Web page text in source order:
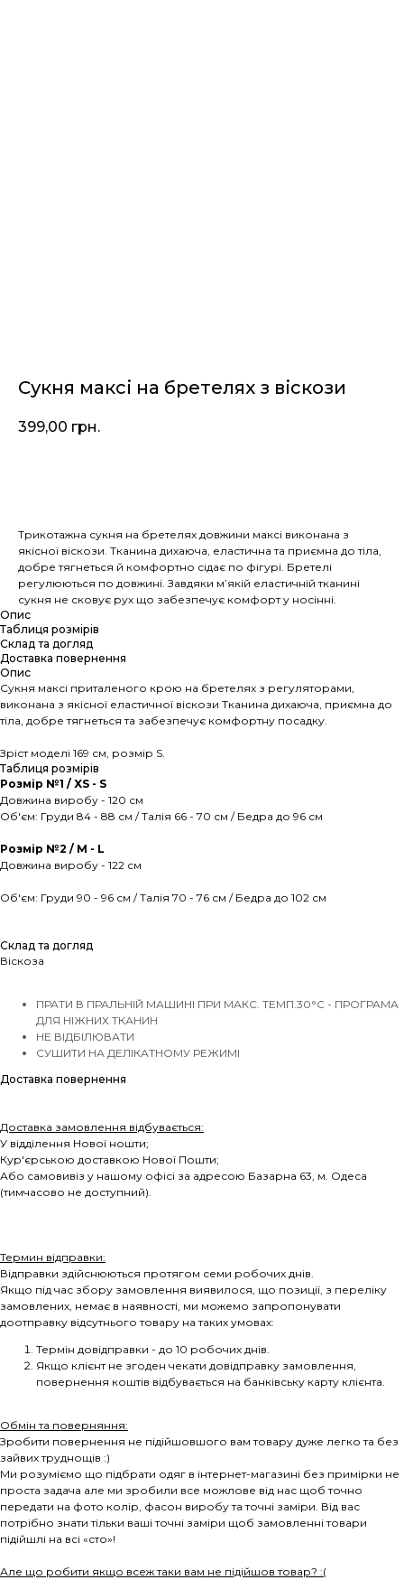
Сукня максі на бретелях з віскози
399,00 грн.
Трикотажна сукня на бретелях довжини максі виконана з
якісної віскози. Тканина дихаюча, еластична та приємна до тіла,
добре тягнеться й комфортно сідає по фігурі. Бретелі
регулюються по довжині. Завдяки м’якій еластичній тканині
сукня не сковує рух що забезпечує комфорт у носінні.
Опис
Таблиця розмірів
Склад та догляд
Доставка повернення
Опис
Сукня максі приталеного крою на бретелях з регуляторами,
виконана з якісної еластичної віскози Тканина дихаюча, приємна до
тіла, добре тягнеться та забезпечує комфортну посадку.
Зріст моделі 169 см, розмір S.
Таблиця розмірів
Розмір №1 / XS - S
Довжина виробу - 120 см
Об'єм: Груди 84 - 88 см / Талія 66 - 70 см / Бедра до 96 см
Розмір №2 / М - L
Довжина виробу - 122 см
Об'єм: Груди 90 - 96 см / Талія 70 - 76 см / Бедра до 102 см
Склад та догляд
Віскоза
ПРАТИ В ПРАЛЬНІЙ МАШИНІ ПРИ МАКС. ТЕМП.30°C - ПРОГРАМА
ДЛЯ НІЖНИХ ТКАНИН
НЕ ВІДБІЛЮВАТИ
СУШИТИ НА ДЕЛІКАТНОМУ РЕЖИМІ
Доставка повернення
Доставка замовлення відбувається:
У відділення Нової ношти;
Кур'єрською доставкою Нової Пошти;
Або самовивіз у нашому офісі за адресою Базарна 63, м. Одеса
(тимчасово не доступний).
Термин відправки:
Відправки здійснюються протягом семи робочих днів.
Якщо під час збору замовлення виявилося, що позиції, з переліку
замовлених, немає в наявності, ми можемо запропонувати
доотправку відсутнього товару на таких умовах:
Термін довідправки - до 10 робочих днів.
Якщо клієнт не згоден чекати довідправку замовлення,
повернення коштів відбувається на банківську карту клієнта.
Обмін та поверняння:
Зробити повернення не підійшовшого вам товару дуже легко та без
зайвих труднощів :)
Ми розуміємо що підбрати одяг в інтернет-магазині без примірки не
проста задача але ми зробили все можлове від нас щоб точно
передати на фото колір, фасон виробу та точні заміри. Від вас
потрібно знати тільки ваші точні заміри щоб замовленні товари
підійшлі на всі «сто»!
Але що робити якщо всеж таки вам не підійшов товар? :(